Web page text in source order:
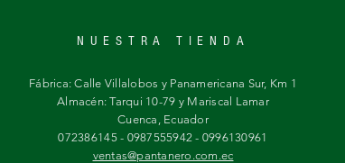
NUESTRA TIENDA
Fábrica: Calle Villalobos y Panamericana Sur, Km 1
Almacén: Tarqui 10-79 y Mariscal Lamar
Cuenca, Ecuador
072386145 - 0987555942 - 0996130961
ventas@pantanero.com.ec